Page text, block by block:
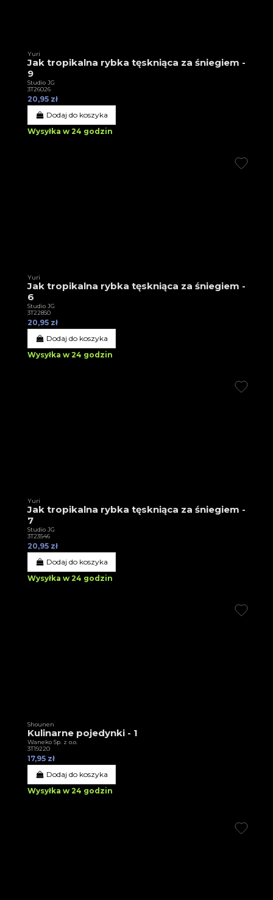
Yuri
Jak tropikalna rybka tęskniąca za śniegiem -
9
Studio JG
3T26026
20,95 zł
Dodaj do koszyka
Wysyłka w 24 godzin
Yuri
Jak tropikalna rybka tęskniąca za śniegiem -
6
Studio JG
3T22850
20,95 zł
Dodaj do koszyka
Wysyłka w 24 godzin
Yuri
Jak tropikalna rybka tęskniąca za śniegiem -
7
Studio JG
3T23546
20,95 zł
Dodaj do koszyka
Wysyłka w 24 godzin
Shounen
Kulinarne pojedynki - 1
Waneko Sp. z o.o.
3T19220
17,95 zł
Dodaj do koszyka
Wysyłka w 24 godzin